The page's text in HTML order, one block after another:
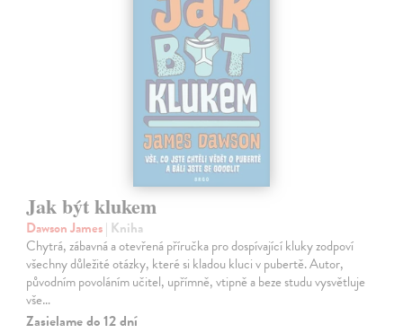
Jak být klukem
Dawson James| Kniha
Chytrá, zábavná a otevřená příručka pro dospívající kluky zodpoví
všechny důležité otázky, které si kladou kluci v pubertě. Autor,
původním povoláním učitel, upřímně, vtipně a beze studu vysvětluje
vše…
Zasielame do 12 dní